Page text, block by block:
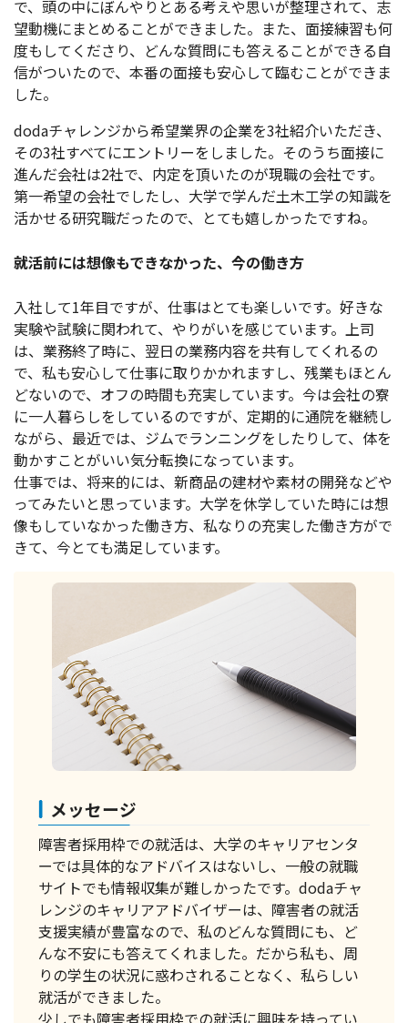
で、頭の中にぼんやりとある考えや思いが整理されて、志
望動機にまとめることができました。また、面接練習も何
度もしてくださり、どんな質問にも答えることができる自
信がついたので、本番の面接も安心して臨むことができま
した。
dodaチャレンジから希望業界の企業を3社紹介いただき、
その3社すべてにエントリーをしました。そのうち面接に
進んだ会社は2社で、内定を頂いたのが現職の会社です。
第一希望の会社でしたし、大学で学んだ土木工学の知識を
活かせる研究職だったので、とても嬉しかったですね。
就活前には想像もできなかった、今の働き方
入社して1年目ですが、仕事はとても楽しいです。好きな
実験や試験に関われて、やりがいを感じています。上司
は、業務終了時に、翌日の業務内容を共有してくれるの
で、私も安心して仕事に取りかかれますし、残業もほとん
どないので、オフの時間も充実しています。今は会社の寮
に一人暮らしをしているのですが、定期的に通院を継続し
ながら、最近では、ジムでランニングをしたりして、体を
動かすことがいい気分転換になっています。
仕事では、将来的には、新商品の建材や素材の開発などや
ってみたいと思っています。大学を休学していた時には想
像もしていなかった働き方、私なりの充実した働き方がで
きて、今とても満足しています。
メッセージ
障害者採用枠での就活は、大学のキャリアセンタ
ーでは具体的なアドバイスはないし、一般の就職
サイトでも情報収集が難しかったです。dodaチャ
レンジのキャリアアドバイザーは、障害者の就活
支援実績が豊富なので、私のどんな質問にも、ど
んな不安にも答えてくれました。だから私も、周
りの学生の状況に惑わされることなく、私らしい
就活ができました。